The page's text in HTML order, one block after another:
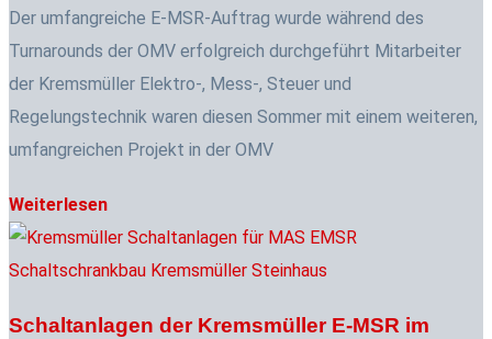
Der umfangreiche E-MSR-Auftrag wurde während des
Turnarounds der OMV erfolgreich durchgeführt Mitarbeiter
der Kremsmüller Elektro-, Mess-, Steuer und
Regelungstechnik waren diesen Sommer mit einem weiteren,
umfangreichen Projekt in der OMV
Weiterlesen
Schaltanlagen der Kremsmüller E-MSR im